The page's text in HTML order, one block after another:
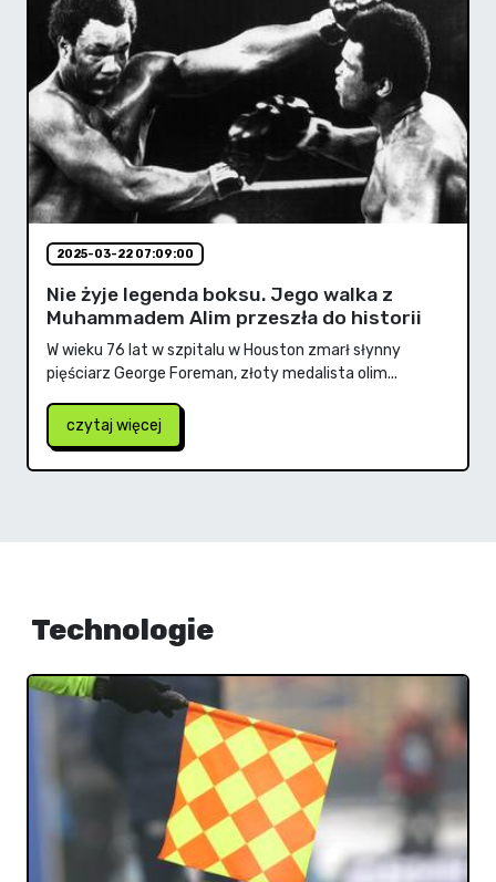
2025-03-22 07:09:00
Nie żyje legenda boksu. Jego walka z
Muhammadem Alim przeszła do historii
W wieku 76 lat w szpitalu w Houston zmarł słynny
pięściarz George Foreman, złoty medalista olim...
czytaj więcej
Technologie